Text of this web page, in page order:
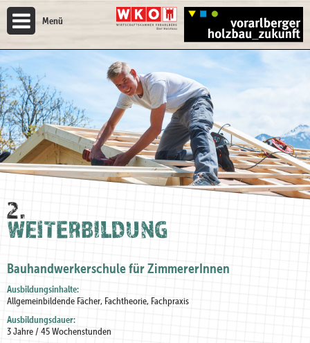
Menü
2.
WEITERBILDUNG
Bauhandwerkerschule für ZimmererInnen
Ausbildungsinhalte:
Allgemeinbildende Fächer, Fachtheorie, Fachpraxis
Ausbildungsdauer:
3 Jahre / 45 Wochenstunden